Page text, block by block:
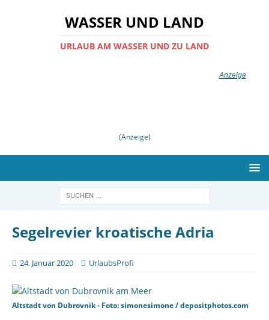
WASSER UND LAND
URLAUB AM WASSER UND ZU LAND
(Anzeige)
Segelrevier kroatische Adria
24. Januar 2020 UrlaubsProfi
Altstadt von Dubrovnik - Foto: simonesimone / depositphotos.com